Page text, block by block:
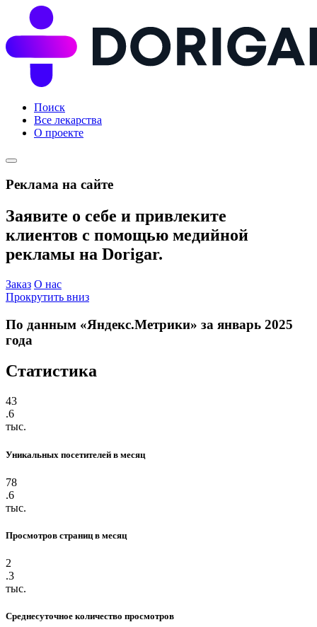
Поиск
Все лекарства
О проекте
Реклама на сайте
Заявите о себе и привлеките
клиентов с помощью медийной
рекламы на Dorigar.
Заказ О нас
Прокрутить вниз
По данным «Яндекс.Метрики» за январь 2025
года
Статистика
43
.6
тыс.
Уникальных посетителей в месяц
78
.6
тыс.
Просмотров страниц в месяц
2
.3
тыс.
Среднесуточное количество просмотров